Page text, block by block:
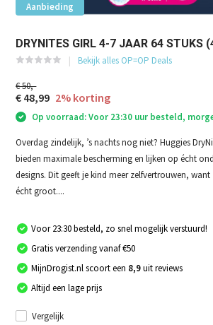
Aanbieding
DRYNITES GIRL 4-7 JAAR 64 STUKS
Bekijk alles OP=OP Deals
€ 50,-
€ 48,99 2% korting
Op voorraad: Voor 23:30 uur besteld,
Overdag zindelijk, ’s nachts nog niet? Huggies
bieden maximale bescherming en lijken op écht
designs. Dit geeft je kind meer zelfvertrouwen,
écht groot....
Voor 23:30 besteld, zo snel mogelijk verstuurd!
Gratis verzending vanaf €50
MijnDrogist.nl scoort een 8,9uit reviews
Altijd een lage prijs
Vergelijk